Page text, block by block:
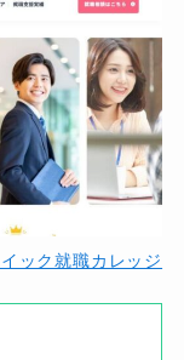
ック就職カレッジ